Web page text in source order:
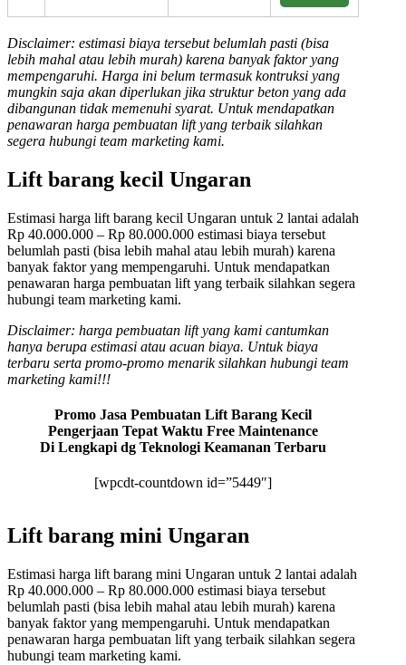
Disclaimer: estimasi biaya tersebut belumlah pasti (bisa
lebih mahal atau lebih murah) karena banyak faktor yang
mempengaruhi. Harga ini belum termasuk kontruksi yang
mungkin saja akan diperlukan jika struktur beton yang ada
dibangunan tidak memenuhi syarat. Untuk mendapatkan
penawaran harga pembuatan lift yang terbaik silahkan
segera hubungi team marketing kami.
Lift barang kecil Ungaran
Estimasi harga lift barang kecil Ungaran untuk 2 lantai adalah
Rp 40.000.000 – Rp 80.000.000 estimasi biaya tersebut
belumlah pasti (bisa lebih mahal atau lebih murah) karena
banyak faktor yang mempengaruhi. Untuk mendapatkan
penawaran harga pembuatan lift yang terbaik silahkan segera
hubungi team marketing kami.
Disclaimer: harga pembuatan lift yang kami cantumkan
hanya berupa estimasi atau acuan biaya. Untuk biaya
terbaru serta promo-promo menarik silahkan hubungi team
marketing kami!!!
Promo Jasa Pembuatan Lift Barang Kecil
Pengerjaan Tepat Waktu Free Maintenance
Di Lengkapi dg Teknologi Keamanan Terbaru
[wpcdt-countdown id=”5449″]
Lift barang mini Ungaran
Estimasi harga lift barang mini Ungaran untuk 2 lantai adalah
Rp 40.000.000 – Rp 80.000.000 estimasi biaya tersebut
belumlah pasti (bisa lebih mahal atau lebih murah) karena
banyak faktor yang mempengaruhi. Untuk mendapatkan
penawaran harga pembuatan lift yang terbaik silahkan segera
hubungi team marketing kami.